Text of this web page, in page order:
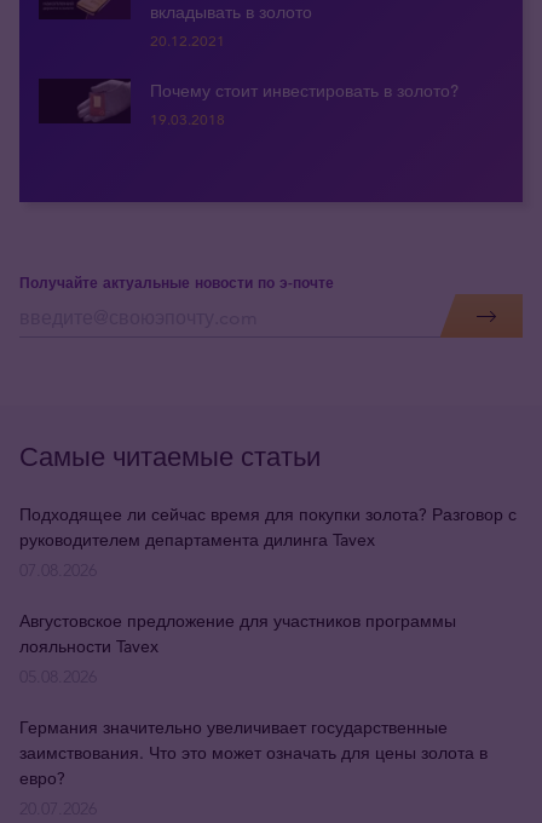
вкладывать в золото
20.12.2021
Почему стоит инвестировать в золото?
19.03.2018
Получайте актуальные новости по э-почте
Самые читаемые статьи
Подходящее ли сейчас время для покупки золота? Разговор с
руководителем департамента дилинга Tavex
Августовское предложение для участников программы
лояльности Tavex
Германия значительно увеличивает государственные
заимствования. Что это может означать для цены золота в
евро?